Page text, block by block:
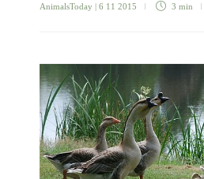
AnimalsToday | 6 11 2015 3 min